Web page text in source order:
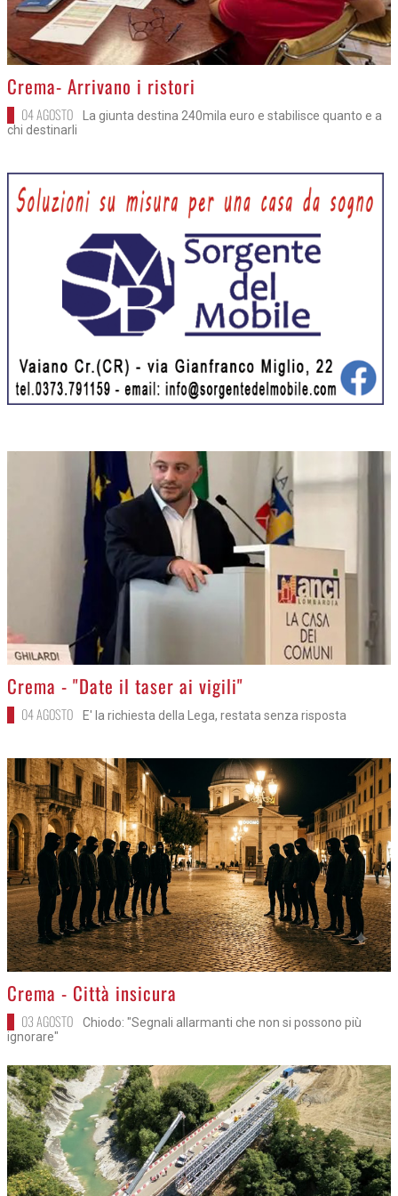
>
Crema- Arrivano i ristori
04 AGOSTO
La giunta destina 240mila euro e stabilisce quanto e a
chi destinarli
>
Crema - "Date il taser ai vigili"
04 AGOSTO E' la richiesta della Lega, restata senza risposta
>
Crema - Città insicura
03 AGOSTO
Chiodo: "Segnali allarmanti che non si possono più
ignorare"